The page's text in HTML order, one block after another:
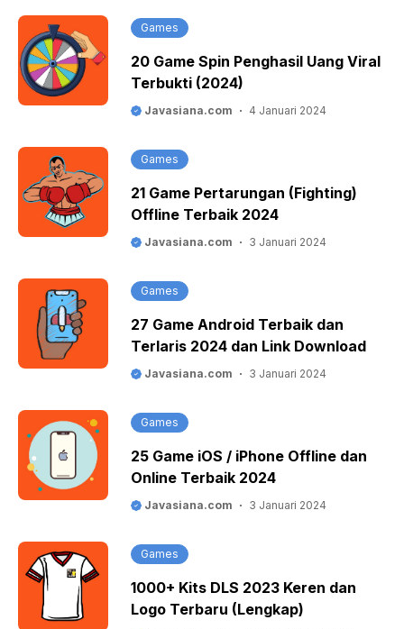
Games
20 Game Spin Penghasil Uang Viral
Terbukti (2024)
Javasiana.com 4 Januari 2024
Games
21 Game Pertarungan (Fighting)
Offline Terbaik 2024
Javasiana.com 3 Januari 2024
Games
27 Game Android Terbaik dan
Terlaris 2024 dan Link Download
Javasiana.com 3 Januari 2024
Games
25 Game iOS / iPhone Offline dan
Online Terbaik 2024
Javasiana.com 3 Januari 2024
Games
1000+ Kits DLS 2023 Keren dan
Logo Terbaru (Lengkap)